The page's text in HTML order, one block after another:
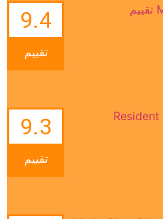
9.4
تقييم
9.3
تقييم